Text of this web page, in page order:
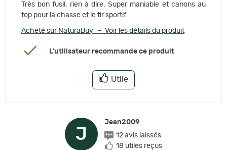
Très bon fusil, rien à dire. Super maniable et canons au
top pour la chasse et le tir sportif.
Acheté sur NaturaBuy – Voir les détails du produit
L'utilisateur recommande ce produit
Utile
J
Jean2009
12 avis laissés
18 utiles reçus